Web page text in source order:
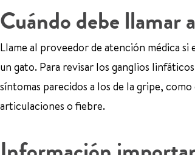
Cuándo debe llamar
Llame al proveedor de atención médica
un gato. Para revisar los ganglios
síntomas parecidos a los de la gripe,
articulaciones o fiebre.